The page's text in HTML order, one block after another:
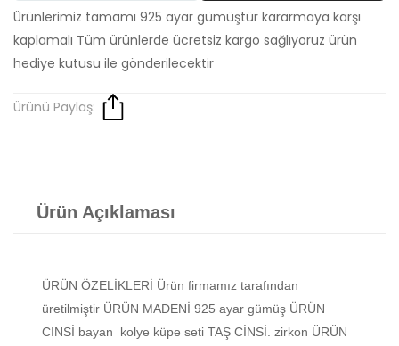
Ürünlerimiz tamamı 925 ayar gümüştür kararmaya karşı
kaplamalı Tüm ürünlerde ücretsiz kargo sağlıyoruz ürün
hediye kutusu ile gönderilecektir
Ürünü Paylaş:
Ürün Açıklaması
ÜRÜN ÖZELİKLERİ Ürün firmamız tarafından
üretilmiştir ÜRÜN MADENİ 925 ayar gümüş ÜRÜN
CINSİ bayan kolye küpe seti TAŞ CİNSİ. zirkon ÜRÜN